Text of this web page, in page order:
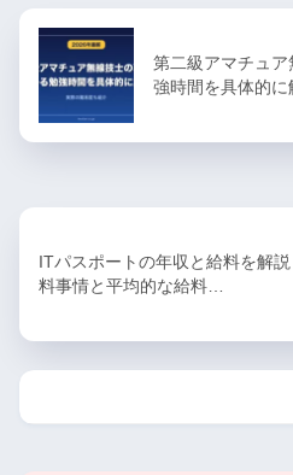
第二級アマチュ
強時間を具体的に
ITパスポートの年収と給料を解
料事情と平均的な給料…